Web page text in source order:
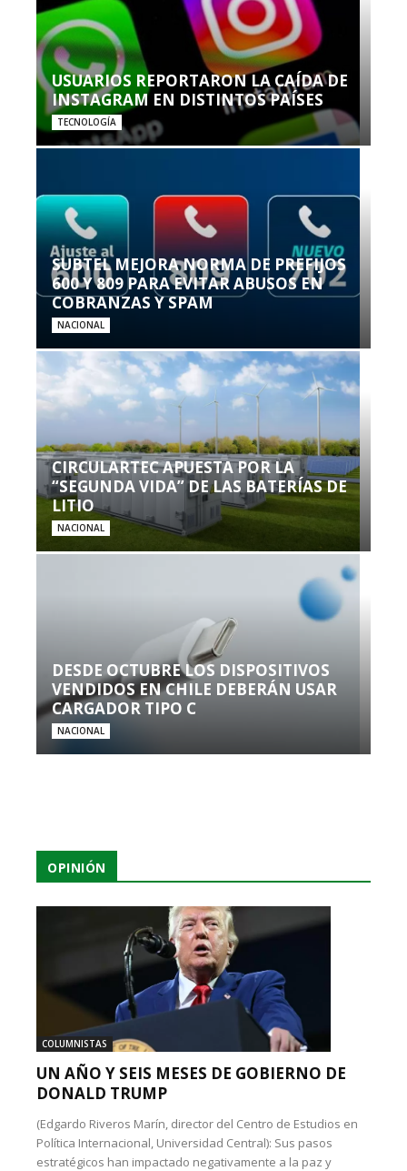
USUARIOS REPORTARON LA CAÍDA DE
INSTAGRAM EN DISTINTOS PAÍSES
TECNOLOGÍA
SUBTEL MEJORA NORMA DE PREFIJOS
600 Y 809 PARA EVITAR ABUSOS EN
COBRANZAS Y SPAM
NACIONAL
CIRCULARTEC APUESTA POR LA
“SEGUNDA VIDA” DE LAS BATERÍAS DE
LITIO
NACIONAL
DESDE OCTUBRE LOS DISPOSITIVOS
VENDIDOS EN CHILE DEBERÁN USAR
CARGADOR TIPO C
NACIONAL
OPINIÓN
COLUMNISTAS
UN AÑO Y SEIS MESES DE GOBIERNO DE
DONALD TRUMP
(Edgardo Riveros Marín, director del Centro de Estudios en
Política Internacional, Universidad Central): Sus pasos
estratégicos han impactado negativamente a la paz y